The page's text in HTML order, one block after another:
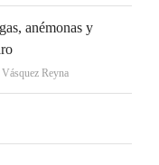
anémonas y
Reyna